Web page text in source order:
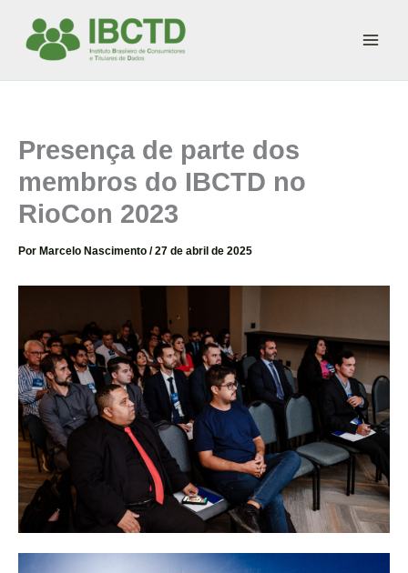
Presença de parte dos
membros do IBCTD no
RioCon 2023
Por Marcelo Nascimento /27 de abril de 2025